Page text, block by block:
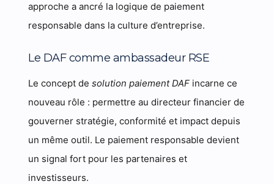
approche a ancré la logique de paiement
responsable dans la culture d’entreprise.
Le DAF comme ambassadeur RSE
Le concept desolution paiement DAF incarne ce
nouveau rôle : permettre au directeur financier de
gouverner stratégie, conformité et impact depuis
un même outil. Le paiement responsable devient
un signal fort pour les partenaires et
investisseurs.